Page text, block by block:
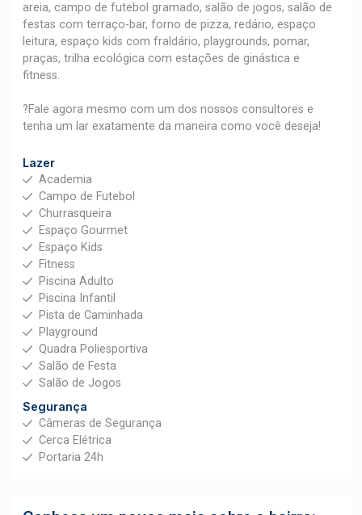
areia, campo de futebol gramado, salão de jogos, salão de
festas com terraço-bar, forno de pizza, redário, espaço
leitura, espaço kids com fraldário, playgrounds, pomar,
praças, trilha ecológica com estações de ginástica e
fitness.
?Fale agora mesmo com um dos nossos consultores e
tenha um lar exatamente da maneira como você deseja!
Lazer
Academia
Campo de Futebol
Churrasqueira
Espaço Gourmet
Espaço Kids
Fitness
Piscina Adulto
Piscina Infantil
Pista de Caminhada
Playground
Quadra Poliesportiva
Salão de Festa
Salão de Jogos
Segurança
Câmeras de Segurança
Cerca Elétrica
Portaria 24h